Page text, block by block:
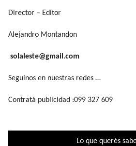
Director – Editor
Alejandro Montandon
solaleste@gmail.com
Seguinos en nuestras redes …
Contratá publicidad :099 327 609
Lo que querés